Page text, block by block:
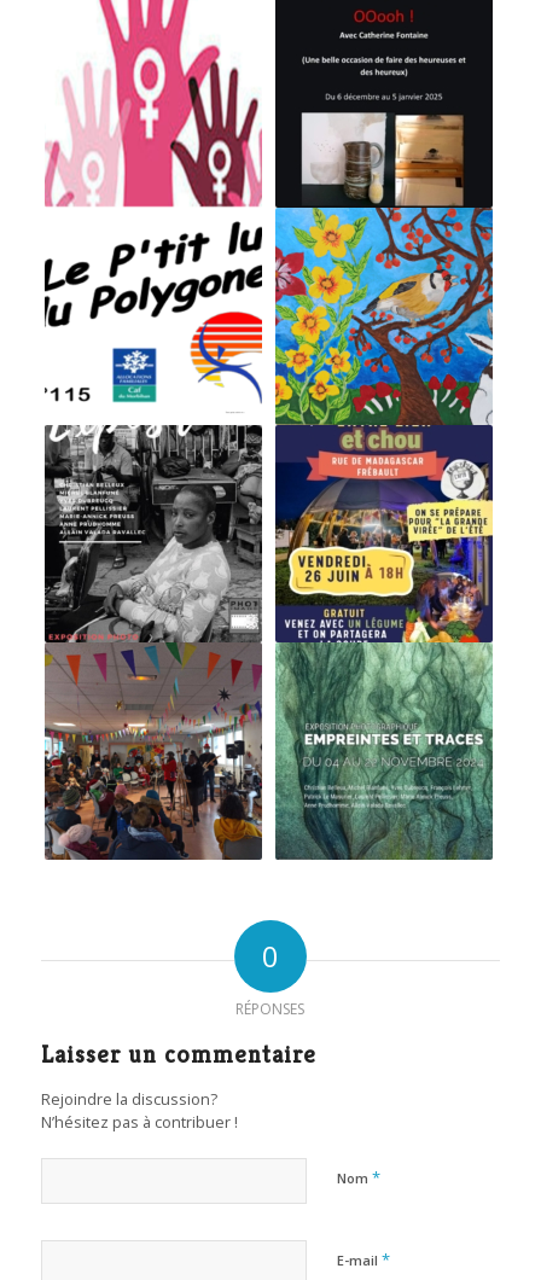
0
RÉPONSES
Laisser un commentaire
Rejoindre la discussion?
N’hésitez pas à contribuer !
Nom *
E-mail *